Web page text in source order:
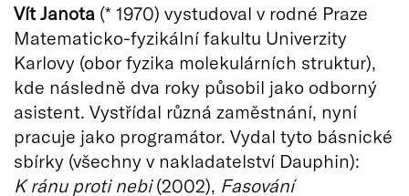
Vít Janota (* 1970) vystudoval v rodné Praze
Matematicko-fyzikální fakultu Univerzity
Karlovy (obor fyzika molekulárních struktur),
kde následně dva roky působil jako odborný
asistent. Vystřídal různá zaměstnání, nyní
pracuje jako programátor. Vydal tyto básnické
sbírky (všechny v nakladatelství Dauphin):
K ránu proti nebi(2002), Fasování